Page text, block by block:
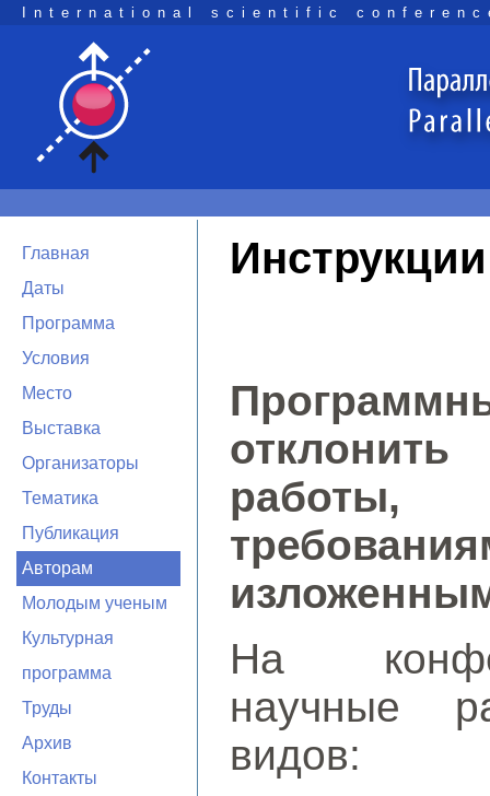
International scientific
Главная
Даты
Программа
Условия
Место
Выставка
Организаторы
Тематика
Публикация
Авторам
Молодым ученым
Культурная
программа
Труды
Архив
Контакты
работы,
На
научные
видов: